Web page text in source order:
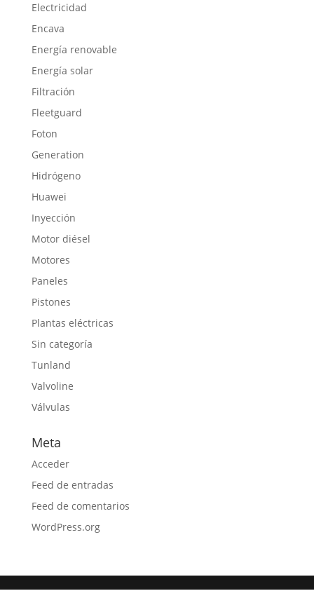
Electricidad
Encava
Energía renovable
Energía solar
Filtración
Fleetguard
Foton
Generation
Hidrógeno
Huawei
Inyección
Motor diésel
Motores
Paneles
Pistones
Plantas eléctricas
Sin categoría
Tunland
Valvoline
Válvulas
Meta
Acceder
Feed de entradas
Feed de comentarios
WordPress.org